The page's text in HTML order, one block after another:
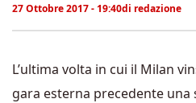
27 Ottobre 2017 - 19:40di redazione
L’ultima volta in cui il Milan
gara esterna precedente una